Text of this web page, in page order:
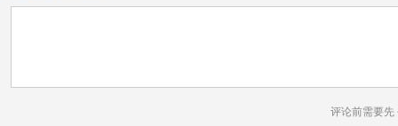
评论前需要先